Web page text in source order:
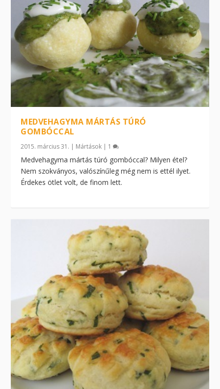
MEDVEHAGYMA MÁRTÁS TÚRÓ
GOMBÓCCAL
2015. március 31. | Mártások | 1
Medvehagyma mártás túró gombóccal? Milyen étel?
Nem szokványos, valószínűleg még nem is ettél ilyet.
Érdekes ötlet volt, de finom lett.